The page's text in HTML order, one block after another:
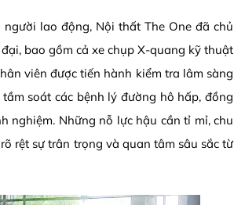
lao động, Nội thất The One đã chủ
bao gồm cả xe chụp X-quang kỹ thuật
viên được tiến hành kiểm tra lâm sàng
soát các bệnh lý đường hô hấp, đồng
nghiệm. Những nỗ lực hậu cần tỉ mỉ, chu
rệt sự trân trọng và quan tâm sâu sắc từ